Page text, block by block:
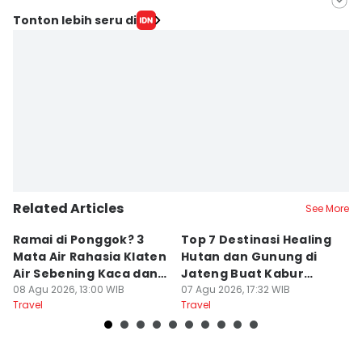
Editor
Tonton lebih seru di
Related Articles See More
Ramai di Ponggok? 3
Mata Air Rahasia Klaten
Air Sebening Kaca dan
Masih Sepi
08 Agu 2026, 13:00 WIB
Travel
Top 7 Destinasi Healing
Hutan dan Gunung di
Jateng Buat Kabur
Sejenak, Under Rp200
Ribu
07 Agu 2026, 17:32 WIB
Travel